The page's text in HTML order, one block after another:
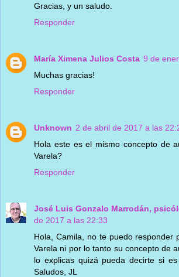
Gracias, y un saludo.
Responder
María Ximena Julios Costa 9 de
Muchas gracias!
Responder
Unknown 2 de abril de 2017 a las
Hola este es el mismo concepto de
Varela?
Responder
José Luis Gonzalo Marrodán,
de 2017 a las 22:33
Hola, Camila, no te puedo responder
Varela ni por lo tanto su concepto de
lo explicas quizá pueda decirte si es
Saludos, JL